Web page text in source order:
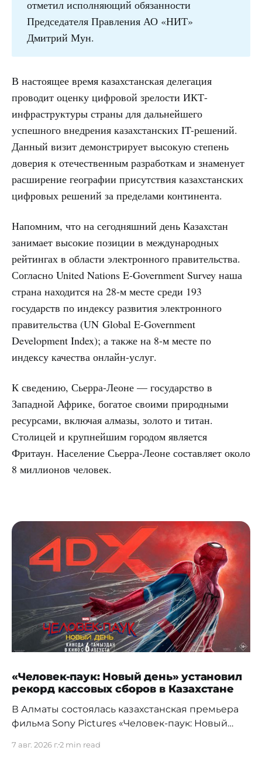
отметил исполняющий обязанности
Председателя Правления АО «НИТ»
Дмитрий Мун.
В настоящее время казахстанская делегация
проводит оценку цифровой зрелости ИКТ-
инфраструктуры страны для дальнейшего
успешного внедрения казахстанских IT-решений.
Данный визит демонстрирует высокую степень
доверия к отечественным разработкам и знаменует
расширение географии присутствия казахстанских
цифровых решений за пределами континента.
Напомним, что на сегодняшний день Казахстан
занимает высокие позиции в международных
рейтингах в области электронного правительства.
Согласно United Nations E-Government Survey наша
страна находится на 28-м месте среди 193
государств по индексу развития электронного
правительства (UN Global E-Government
Development Index); а также на 8-м месте по
индексу качества онлайн-услуг.
К сведению, Сьерра-Леоне — государство в
Западной Африке, богатое своими природными
ресурсами, включая алмазы, золото и титан.
Столицей и крупнейшим городом является
Фритаун. Население Сьерра-Леоне составляет около
8 миллионов человек.
«Человек-паук: Новый день» установил
рекорд кассовых сборов в Казахстане
В Алматы состоялась казахстанская премьера
фильма Sony Pictures «Человек-паук: Новый
установила новый абсолютный рекорд
7 авг. 2026 г.2 min read